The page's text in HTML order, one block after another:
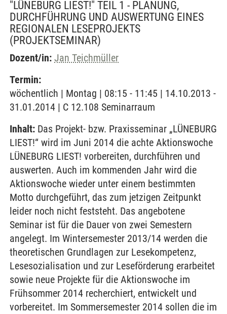
"LÜNEBURG LIEST!" TEIL 1 - PLANUNG,
DURCHFÜHRUNG UND AUSWERTUNG EINES
REGIONALEN LESEPROJEKTS
(PROJEKTSEMINAR)
Dozent/in: Jan Teichmüller
Termin:
wöchentlich | Montag | 08:15 - 11:45 | 14.10.2013 -
31.01.2014 | C 12.108 Seminarraum
Inhalt: Das Projekt- bzw. Praxisseminar „LÜNEBURG
LIEST!“ wird im Juni 2014 die achte Aktionswoche
LÜNEBURG LIEST! vorbereiten, durchführen und
auswerten. Auch im kommenden Jahr wird die
Aktionswoche wieder unter einem bestimmten
Motto durchgeführt, das zum jetzigen Zeitpunkt
leider noch nicht feststeht. Das angebotene
Seminar ist für die Dauer von zwei Semestern
angelegt. Im Wintersemester 2013/14 werden die
theoretischen Grundlagen zur Lesekompetenz,
Lesesozialisation und zur Leseförderung erarbeitet
sowie neue Projekte für die Aktionswoche im
Frühsommer 2014 recherchiert, entwickelt und
vorbereitet. Im Sommersemester 2014 sollen die im